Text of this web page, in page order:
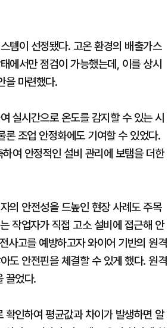
템이 선정됐다. 고온 환경의 배출가스
에서만 점검이 가능했는데, 이를 상시
을 마련했다.
실시간으로 온도를 감지할 수 있는 시
조업 안정화에도 기여할 수 있었다.
여 안정적인 설비 관리에 보탬을 더한
의 안전성을 드높인 현장 사례도 주목
작업자가 직접 고소 설비에 접근해 안
사고를 예방하고자 와이어 기반의 원격
도 안전핀을 체결할 수 있게 했다. 원격
끌었다.
인하여 평균값과 차이가 발생하면 알